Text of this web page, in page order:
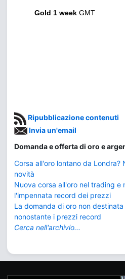
Gold 1 week GMT
Ripubblicazione contenuti
Invia un'email
Domanda e offerta di oro e
Corsa all'oro lontano da Londra?
novità
Nuova corsa all'oro nel trading e
l'impennata record dei prezzi
La domanda di oro non
nonostante i prezzi record
Cerca nell'archivio...